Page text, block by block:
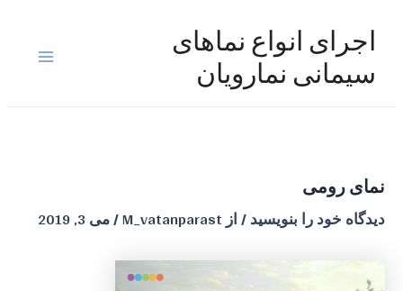
اجرای انواع نماهای
سیمانی نمارویان
Main
نمای رومی
دیدگاه‌ خود را بنویسید/ ازM_vatanparast
/می 3, 2019